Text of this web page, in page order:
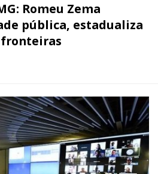
Romeu Zema
pública, estadualiza
fronteiras